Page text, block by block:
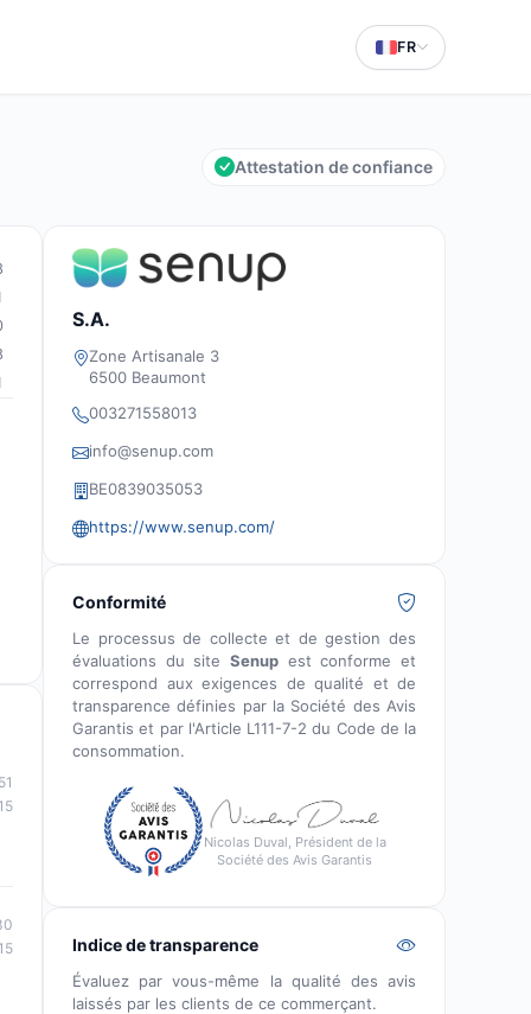
FR
Attestation de confiance
S.A.
Zone Artisanale 3
6500 Beaumont
003271558013
info@senup.com
BE0839035053
https://www.senup.com/
Conformité
Le processus de collecte et de gestion des
évaluations du site Senup est conforme et
correspond aux exigences de qualité et de
transparence définies par la Société des Avis
Garantis et par l'Article L111-7-2 du Code de la
consommation.
Nicolas Duval, Président de la
Société des Avis Garantis
Indice de transparence
Évaluez par vous-même la qualité des avis
laissés par les clients de ce commerçant.